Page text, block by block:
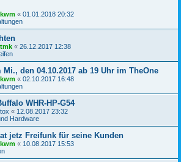
kwm « 01.01.2018 20:32
tmk « 26.12.2017 12:38
den 04.10.2017 ab 19 Uhr im TheOne
kwm « 02.10.2017 16:48
WHR-HP-G54
tox « 12.08.2017 23:32
Hardware
jetz Freifunk für seine Kunden
kwm « 10.08.2017 15:53